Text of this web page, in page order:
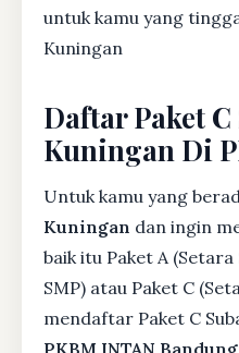
untuk kamu yang
Kuningan
Daftar Paket
Kuningan Di
Untuk kamu yang
Kuningan dan ingin
baik itu Paket A (Setara
SMP) atau Paket C
mendaftar Paket C
PKBM INTAN